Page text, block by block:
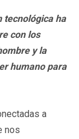
tecnológica ha
con los
y la
humano para
a
nos